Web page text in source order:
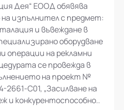
Дея“ ЕООД обявява
на изпълнител с предмет:
и въвеждане в
оборудване
операции на рекламни
се провежда в
на проект №
2661-C01, „Засилване на
и конкурентоспособно..